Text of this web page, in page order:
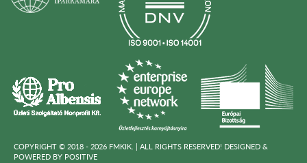
COPYRIGHT © 2018 - 2026 FMKIK. | ALL RIGHTS RESERVED! DESIGNED &
POWERED BY POSITIVE